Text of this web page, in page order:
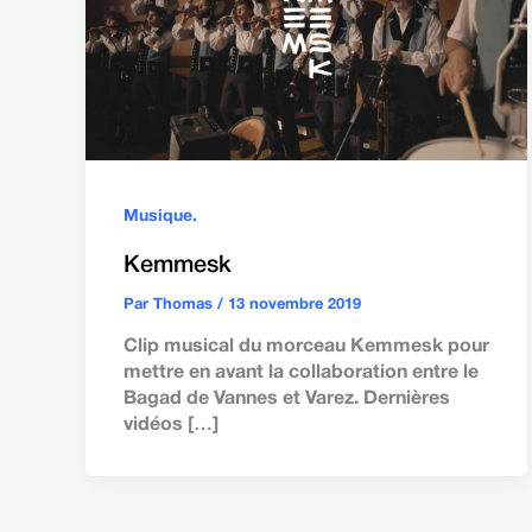
Musique.
Kemmesk
Par Thomas / 13 novembre 2019
Clip musical du morceau Kemmesk pour
mettre en avant la collaboration entre le
Bagad de Vannes et Varez. Dernières
vidéos […]